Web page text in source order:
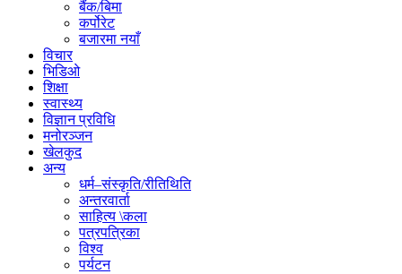
बैंक/बिमा
कर्पोरेट
बजारमा नयाँ
विचार
भिडिओ
शिक्षा
स्वास्थ्य
विज्ञान प्रविधि
मनोरञ्जन
खेलकुद
अन्य
धर्म–संस्कृति/रीतिथिति
अन्तरवार्ता
साहित्य \कला
पत्रपत्रिका
विश्व
पर्यटन